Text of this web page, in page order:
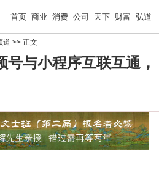
首页 商业 消费 公司 天下 财富 弘道
道 >> 正文
号与小程序互联互通，